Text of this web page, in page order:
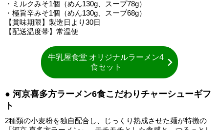
・ミルクみそ1個（めん130g、スープ78g）
・極旨辛みそ1個（めん130g、スープ68g）
【賞味期限】製造日より30日
【配送温度帯】常温便
牛乳屋食堂 オリジナルラーメン4
食セット
● 河京喜多方ラーメン6食こだわりチャーシューギフ
ト
2種類の小麦粉を独自配合し、じっくり熟成させた麺が特徴の